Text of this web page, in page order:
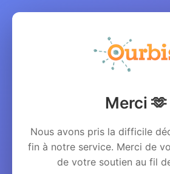
Merci 🫶
Nous avons pris la difficile
fin à notre service. Merci de
de votre soutien au fil